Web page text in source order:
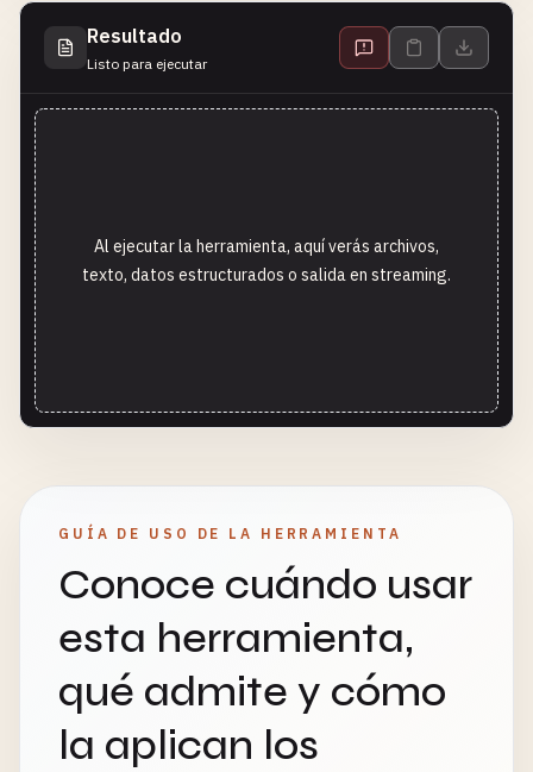
Resultado
Listo para ejecutar
Al ejecutar la herramienta, aquí verás archivos,
texto, datos estructurados o salida en streaming.
GUÍA DE USO DE LA HERRAMIENTA
Conoce cuándo usar
esta herramienta,
qué admite y cómo
la aplican los